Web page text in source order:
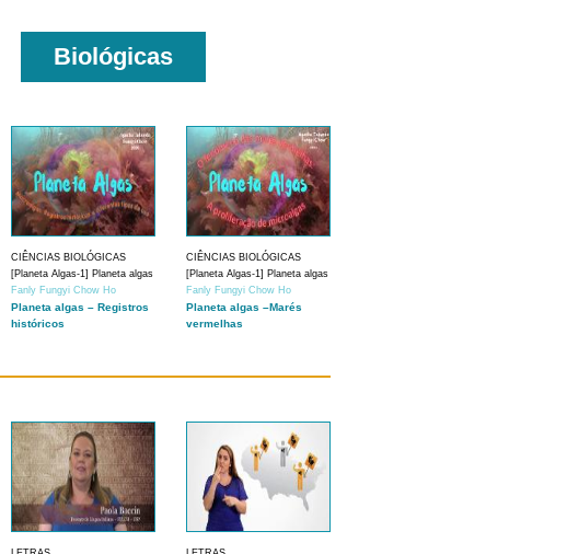
Biológicas
CIÊNCIAS BIOLÓGICAS
[Planeta Algas-1] Planeta algas
Fanly Fungyi Chow Ho
Planeta algas – Registros
históricos
CIÊNCIAS BIOLÓGICAS
[Planeta Algas-1] Planeta algas
Fanly Fungyi Chow Ho
Planeta algas –Marés
vermelhas